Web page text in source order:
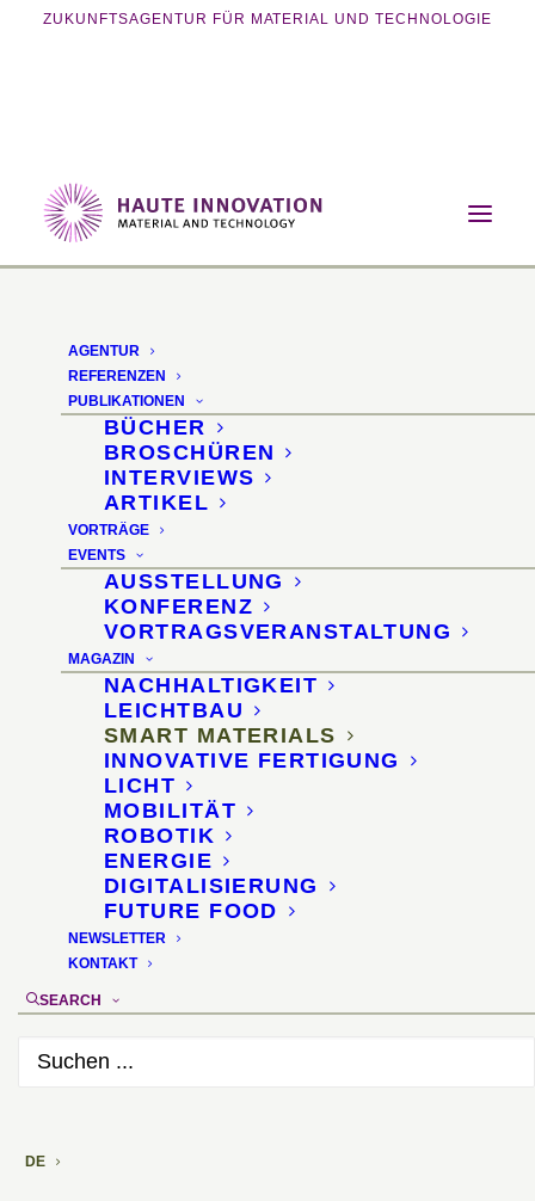
ZUKUNFTSAGENTUR FÜR MATERIAL UND TECHNOLOGIE
AGENTUR
REFERENZEN
PUBLIKATIONEN
BÜCHER
BROSCHÜREN
INTERVIEWS
ARTIKEL
VORTRÄGE
EVENTS
AUSSTELLUNG
KONFERENZ
VORTRAGSVERANSTALTUNG
MAGAZIN
NACHHALTIGKEIT
LEICHTBAU
SMART MATERIALS
INNOVATIVE FERTIGUNG
LICHT
MOBILITÄT
ROBOTIK
ENERGIE
DIGITALISIERUNG
FUTURE FOOD
NEWSLETTER
KONTAKT
SEARCH
DE
Home Magazin
Smart Materials
Rossoacoustic Raumgliederungssystem mit
Rossoacoustic
Raumgliederungssystem
Akustisch wirksame
Wandflächen für
Interiordesigner
13. Februar 2014